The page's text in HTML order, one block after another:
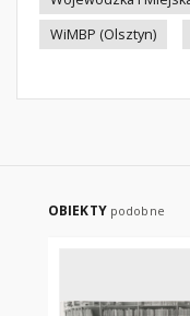
WiMBP (Olsztyn)
OBIEKTY podobne